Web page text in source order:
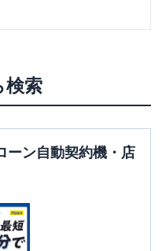
検索
ーン自動契約機・店